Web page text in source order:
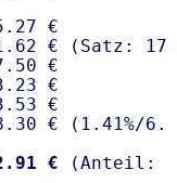
€
€ (Satz:
€
€
€
€ ( 1.41%/
€